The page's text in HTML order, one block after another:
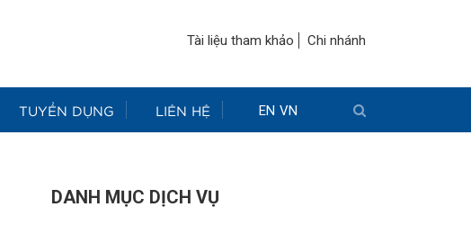
Tài liệu tham khảo Chi nhánh
TUYỂN DỤNG LIÊN HỆ EN VN
DANH MỤC DỊCH VỤ